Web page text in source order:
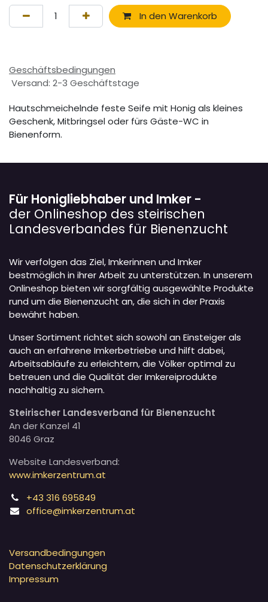
In den Warenkorb
Geschäftsbedingungen
Versand: 2-3 Geschäftstage
Hautschmeichelnde feste Seife mit Honig als kleines
Geschenk, Mitbringsel oder fürs Gäste-WC in
Bienenform.
Für Honigliebhaber und Imker -
der Onlineshop des steirischen
Landesverbandes für Bienenzucht
Wir verfolgen das Ziel, Imkerinnen und Imker
bestmöglich in ihrer Arbeit zu unterstützen. In unserem
Onlineshop bieten wir sorgfältig ausgewählte Produkte
rund um die Bienenzucht an, die sich in der Praxis
bewährt haben.
Unser Sortiment richtet sich sowohl an Einsteiger als
auch an erfahrene Imkerbetriebe und hilft dabei,
Arbeitsabläufe zu erleichtern, die Völker optimal zu
betreuen und die Qualität der Imkereiprodukte
nachhaltig zu sichern.
Steirischer Landesverband für Bienenzucht
An der Kanzel 41
8046 Graz
Website Landesverband:
www.imkerzentrum.at
+43 316 695849
office@imkerzentrum.at
Versandbedingungen
Datenschutzerklärung
Impressum